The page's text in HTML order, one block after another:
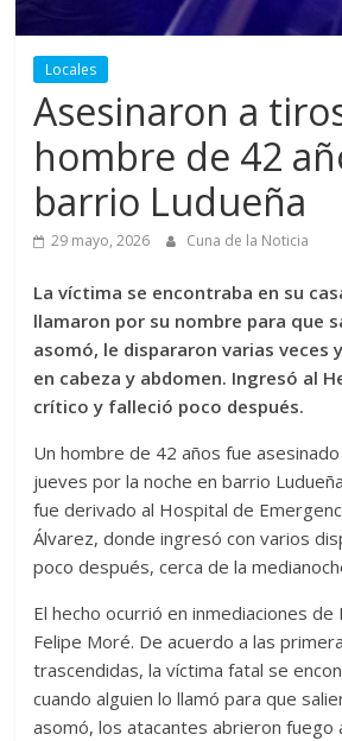
Locales
Asesinaron a
hombre de 42
barrio Ludueña
29 mayo, 2026 Cuna de la Noticia
La víctima se encontraba en su
llamaron por su nombre para que
asomó, le dispararon varias veces
en cabeza y abdomen. Ingresó al
crítico y falleció poco después.
Un hombre de 42 años fue
jueves por la noche en barrio
fue derivado al Hospital de
Álvarez, donde ingresó con varios
poco después, cerca de la
El hecho ocurrió en inmediaciones
Felipe Moré. De acuerdo a las
trascendidas, la víctima fatal se
cuando alguien lo llamó para que
asomó, los atacantes abrieron fuego